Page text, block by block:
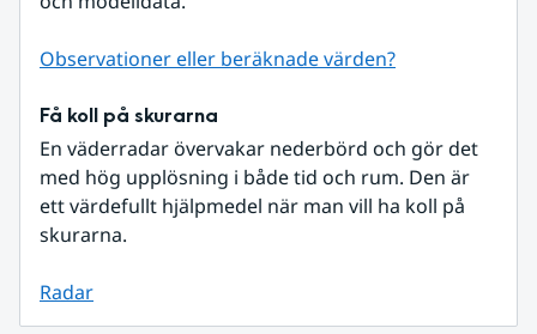
Observationer eller beräknade värden?
Få koll på skurarna
En väderradar övervakar nederbörd och gör det
med hög upplösning i både tid och rum. Den är
ett värdefullt hjälpmedel när man vill ha koll på
skurarna.
Radar